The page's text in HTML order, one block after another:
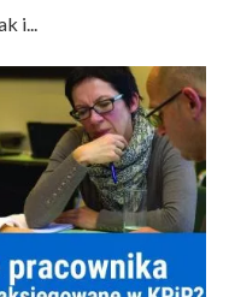
i...